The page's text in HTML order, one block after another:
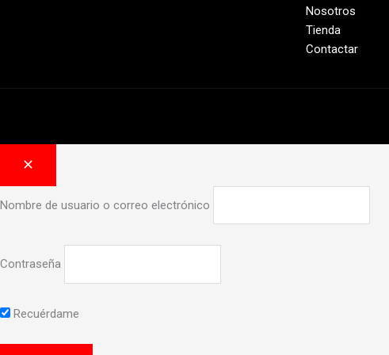
Nosotros
Tienda
Contactar
Nombre de usuario o correo electrónico
Contraseña
Recuérdame